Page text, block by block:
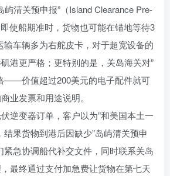
屿清关预申报”（Island Clearance Pre-
使船期准时，货物也可能在锚地等待3
输车辆多为右舵皮卡，对于超宽设备的
港更严格；更特别的是，关岛海关对”
——价值超过200美元的电子配件就可
业发票和用途说明。
逆变器订单，客户以为”和美国本土一
结果货物到港后因缺少”岛屿清关预申
紧急协调船代补交文件，同时联系关岛
最终通过支付加急费让货物在第七天